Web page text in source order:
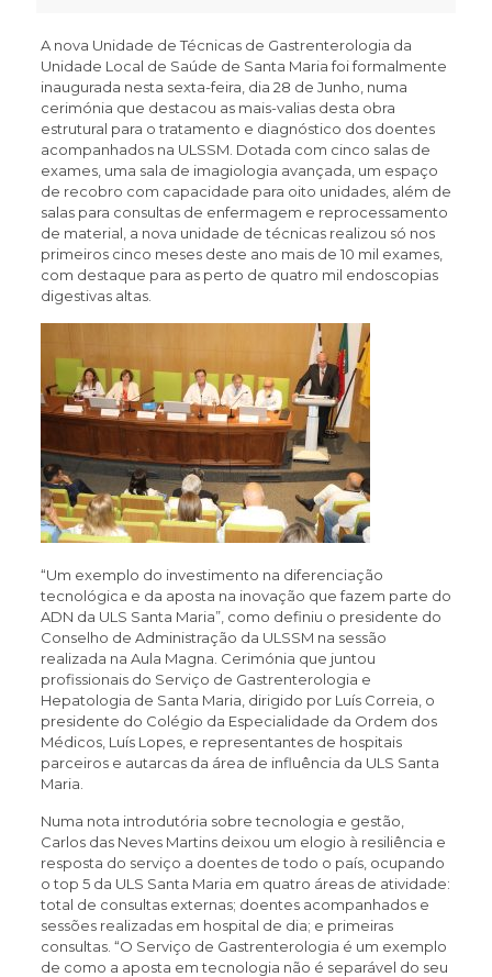
A nova Unidade de Técnicas de Gastrenterologia da
Unidade Local de Saúde de Santa Maria foi formalmente
inaugurada nesta sexta-feira, dia 28 de Junho, numa
cerimónia que destacou as mais-valias desta obra
estrutural para o tratamento e diagnóstico dos doentes
acompanhados na ULSSM. Dotada com cinco salas de
exames, uma sala de imagiologia avançada, um espaço
de recobro com capacidade para oito unidades, além de
salas para consultas de enfermagem e reprocessamento
de material, a nova unidade de técnicas realizou só nos
primeiros cinco meses deste ano mais de 10 mil exames,
com destaque para as perto de quatro mil endoscopias
digestivas altas.
“Um exemplo do investimento na diferenciação
tecnológica e da aposta na inovação que fazem parte do
ADN da ULS Santa Maria”, como definiu o presidente do
Conselho de Administração da ULSSM na sessão
realizada na Aula Magna. Cerimónia que juntou
profissionais do Serviço de Gastrenterologia e
Hepatologia de Santa Maria, dirigido por Luís Correia, o
presidente do Colégio da Especialidade da Ordem dos
Médicos, Luís Lopes, e representantes de hospitais
parceiros e autarcas da área de influência da ULS Santa
Maria.
Numa nota introdutória sobre tecnologia e gestão,
Carlos das Neves Martins deixou um elogio à resiliência e
resposta do serviço a doentes de todo o país, ocupando
o top 5 da ULS Santa Maria em quatro áreas de atividade:
total de consultas externas; doentes acompanhados e
sessões realizadas em hospital de dia; e primeiras
consultas. “O Serviço de Gastrenterologia é um exemplo
de como a aposta em tecnologia não é separável do seu